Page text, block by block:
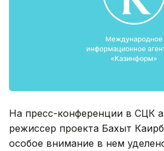
На пресс-конференции в СЦК
режиссер проекта Бахыт
особое внимание в нем